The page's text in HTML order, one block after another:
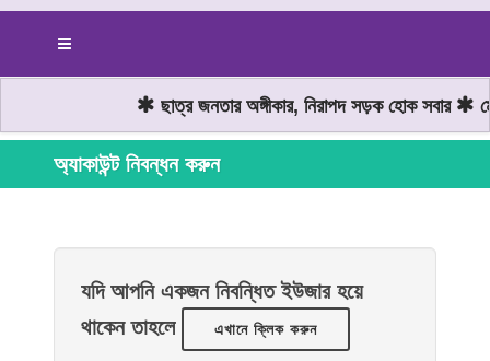
ছাত্র জনতার অঙ্গীকার, নিরাপদ সড়ক হোক সবার
অ্যাকাউন্ট নিবন্ধন করুন
যদি আপনি একজন নিবন্ধিত ইউজার হয়ে
থাকেন তাহলে
এখানে ক্লিক করুন